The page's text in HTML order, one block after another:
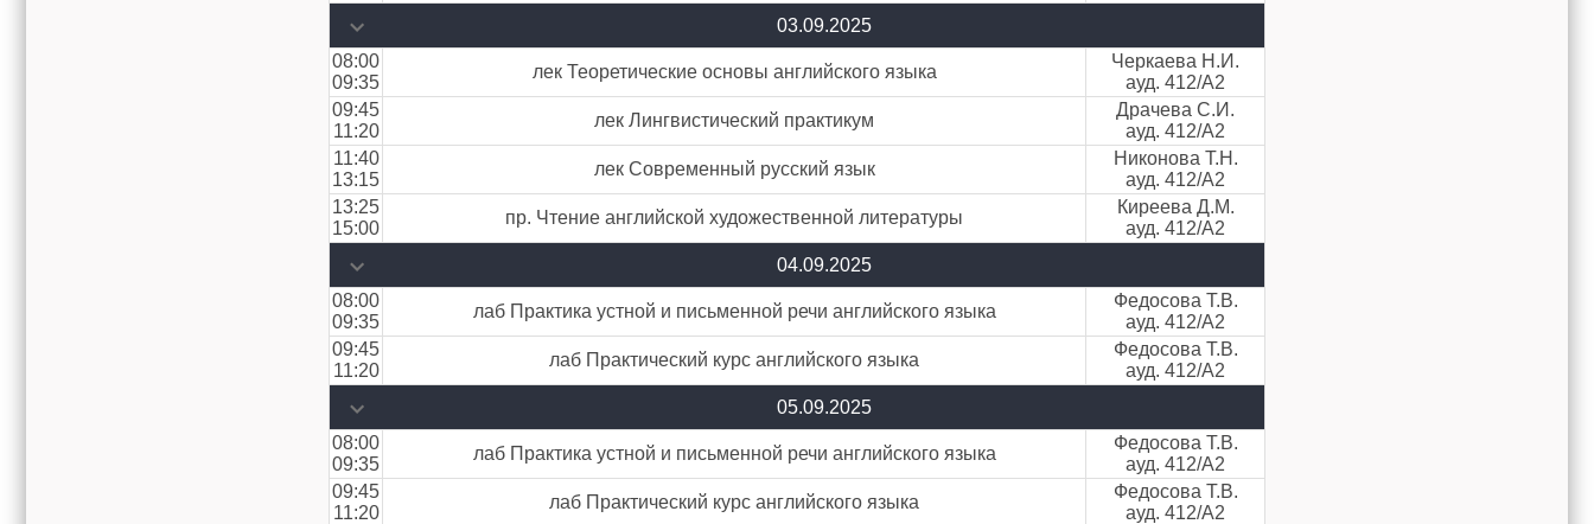
03.09.2025
08:00
09:35
лек Теоретические основы английского языка
Черкаева Н.И.
ауд. 412/А2
09:45
11:20
лек Лингвистический практикум
Драчева С.И.
ауд. 412/А2
11:40
13:15
лек Современный русский язык
Никонова Т.Н.
ауд. 412/А2
13:25
15:00
пр. Чтение английской художественной литературы
Киреева Д.М.
ауд. 412/А2
04.09.2025
08:00
09:35
лаб Практика устной и письменной речи английского языка
Федосова Т.В.
ауд. 412/А2
09:45
11:20
лаб Практический курс английского языка
Федосова Т.В.
ауд. 412/А2
05.09.2025
08:00
09:35
лаб Практика устной и письменной речи английского языка
Федосова Т.В.
ауд. 412/А2
09:45
11:20
лаб Практический курс английского языка
Федосова Т.В.
ауд. 412/А2